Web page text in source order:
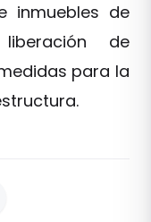
inmuebles de
de
para la